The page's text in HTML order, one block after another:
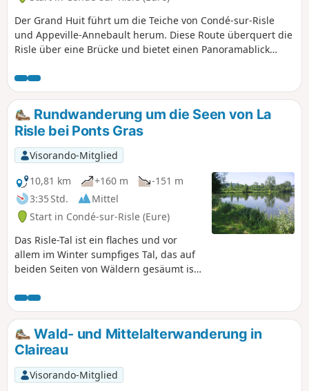
Der Grand Huit führt um die Teiche von Condé-sur-Risle
und Appeville-Annebault herum. Diese Route überquert die
Risle über eine Brücke und bietet einen Panoramablick
Feuchtgebiete im Talgrund zu entdecken. Drei Viertel der
Route verlaufen am Wasser entlang. Einige Pappeln haben
eine bemerkenswerte Größe.
Rundwanderung um die Seen von La
Risle bei Ponts Gras
Visorando-Mitglied
10,81 km
+160 m
-151 m
3:35 Std.
Mittel
Start in Condé-sur-Risle (Eure)
Das Risle-Tal ist ein flaches und vor
allem im Winter sumpfiges Tal, das auf
beiden Seiten von Wäldern gesäumt ist.
Teiche wechseln sich mit den feuchten
Wiesen der alten normannischen
Heckenlandschaft ab. Diese
Rundwanderung umfasst all diese
Landschaften und bietet eine der
wenigen Möglichkeiten, das Risle-Tal
auf Wegen zu durchqueren.
Wald- und Mittelalterwanderung in
Claireau
Visorando-Mitglied